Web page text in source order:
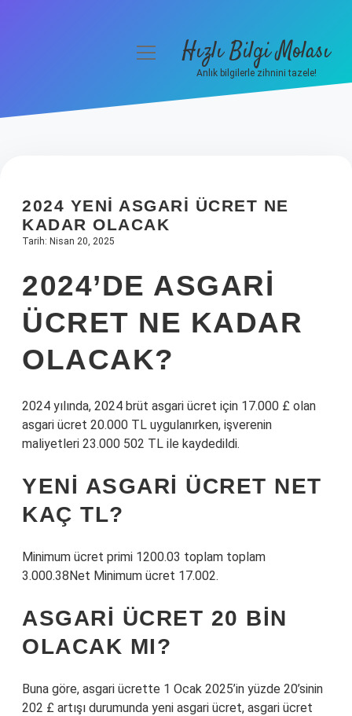
Hakkımızda
menüyüHızlı Bilgi Molası
Anlık bilgilerle zihnini tazele!
2024 YENI ASGARI ÜCRET NE
KADAR OLACAK
Tarih: Nisan 20, 2025
2024’DE ASGARI
ÜCRET NE KADAR
OLACAK?
2024 yılında, 2024 brüt asgari ücret için 17.000 £ olan
asgari ücret 20.000 TL uygulanırken, işverenin
maliyetleri 23.000 502 TL ile kaydedildi.
YENI ASGARI ÜCRET NET
KAÇ TL?
Minimum ücret primi 1200.03 toplam toplam
3.000.38Net Minimum ücret 17.002.
ASGARI ÜCRET 20 BIN
OLACAK MI?
Buna göre, asgari ücrette 1 Ocak 2025’in yüzde 20’sinin
202 £ artışı durumunda yeni asgari ücret, asgari ücret